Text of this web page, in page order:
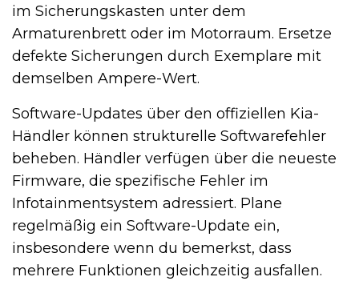
im Sicherungskasten unter dem
Armaturenbrett oder im Motorraum. Ersetze
defekte Sicherungen durch Exemplare mit
demselben Ampere-Wert.
Software-Updates über den offiziellen Kia-
Händler können strukturelle Softwarefehler
beheben. Händler verfügen über die neueste
Firmware, die spezifische Fehler im
Infotainmentsystem adressiert. Plane
regelmäßig ein Software-Update ein,
insbesondere wenn du bemerkst, dass
mehrere Funktionen gleichzeitig ausfallen.